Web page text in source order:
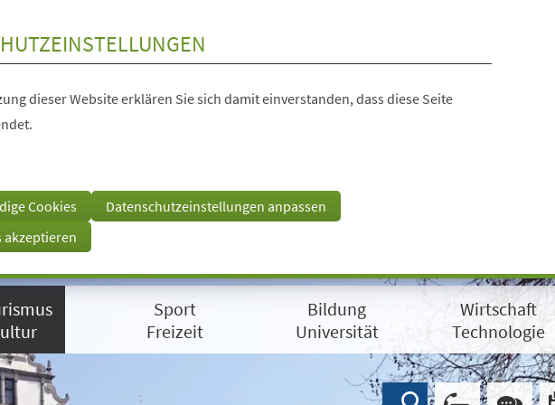
dieser Website erklären Sie sich damit einverstanden, dass diese Seite
Cookies
Datenschutzeinstellungen anpassen
akzeptieren
Sport
Freizeit
Bildung
Universität
Wirtschaft
Technologie